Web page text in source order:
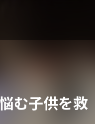
む子供を救